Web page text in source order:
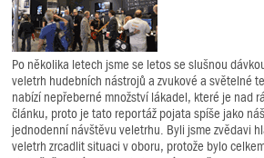
Po několika letech jsme se letos se slušnou
veletrh hudebních nástrojů a zvukové a světelné
nabízí nepřeberné množství lákadel, které je nad
článku, proto je tato reportáž pojata spíše jako
jednodenní návštěvu veletrhu. Byli jsme zvědavi
veletrh zrcadlit situaci v oboru, protože bylo